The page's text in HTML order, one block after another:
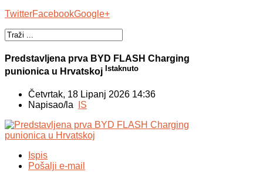
TwitterFacebookGoogle+
Predstavljena prva BYD FLASH Charging
punionica u Hrvatskoj Istaknuto
Četvrtak, 18 Lipanj 2026 14:36
Napisao/la
IS
Ispis
Pošalji e-mail